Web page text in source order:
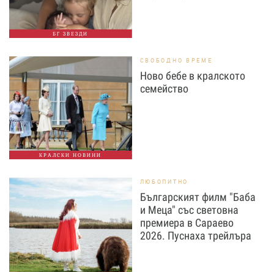
БГ ЗВЕЗДИ
КРАЛСКИ НОВИНИ
СВОБОДНО ВРЕМЕ
Ново бебе в кралското
семейство
ЛЮБОПИТНО
Българският филм "Баба
и Меца" със световна
премиера в Сараево
2026. Пуснаха трейлъра